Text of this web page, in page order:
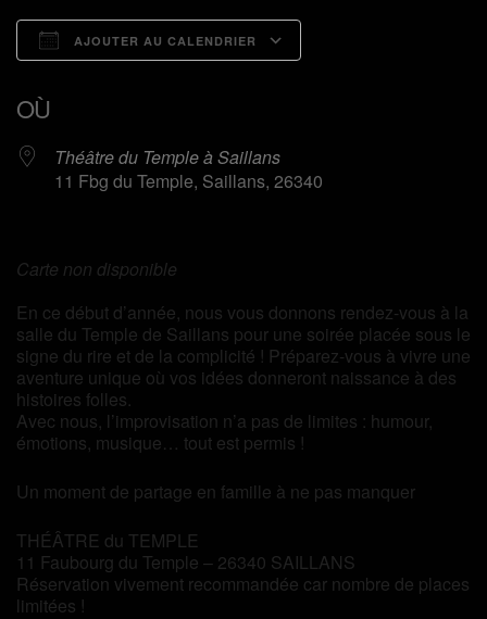
AJOUTER AU CALENDRIER
OÙ
Théâtre du Temple à Saillans
11 Fbg du Temple, Saillans, 26340
Carte non disponible
En ce début d’année, nous vous donnons rendez-vous à la
salle du Temple de Saillans pour une soirée placée sous le
signe du rire et de la complicité ! Préparez-vous à vivre une
aventure unique où vos idées donneront naissance à des
histoires folles.
Avec nous, l’improvisation n’a pas de limites : humour,
émotions, musique… tout est permis !
Un moment de partage en famille à ne pas manquer
THÉÂTRE du TEMPLE
11 Faubourg du Temple – 26340 SAILLANS
Réservation vivement recommandée car nombre de places
limitées !